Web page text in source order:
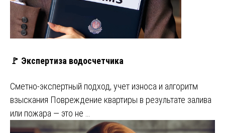
🚩 Экспертиза водосчетчика
Сметно-экспертный подход, учет износа и алгоритм
взыскания Повреждение квартиры в результате залива
или пожара — это не …